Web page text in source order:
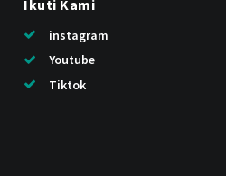
Ikuti Kami
instagram
Youtube
Tiktok